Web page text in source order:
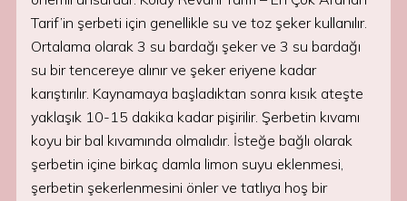
Tarif’in şerbeti için genellikle su ve toz şeker kullanılır.
Ortalama olarak 3 su bardağı şeker ve 3 su bardağı
su bir tencereye alınır ve şeker eriyene kadar
karıştırılır. Kaynamaya başladıktan sonra kısık ateşte
yaklaşık 10-15 dakika kadar pişirilir. Şerbetin kıvamı
koyu bir bal kıvamında olmalıdır. İsteğe bağlı olarak
şerbetin içine birkaç damla limon suyu eklenmesi,
şerbetin şekerlenmesini önler ve tatlıya hoş bir